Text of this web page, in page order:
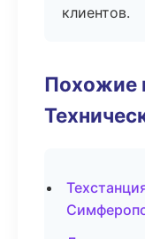
клиентов.
Похожие